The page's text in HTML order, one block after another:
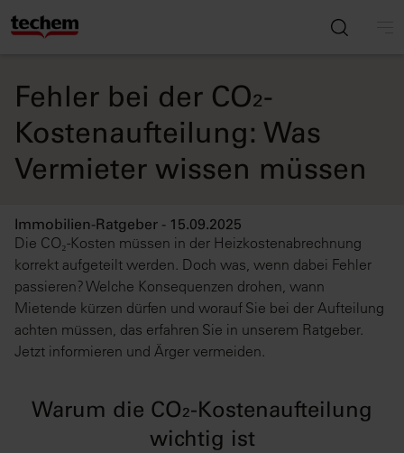
Fehler bei der CO₂-
Kostenaufteilung: Was
Vermieter wissen müssen
Immobilien-Ratgeber - 15.09.2025
Die CO₂-Kosten müssen in der Heizkostenabrechnung
korrekt aufgeteilt werden. Doch was, wenn dabei Fehler
passieren? Welche Konsequenzen drohen, wann
Mietende kürzen dürfen und worauf Sie bei der Aufteilung
achten müssen, das erfahren Sie in unserem Ratgeber.
Jetzt informieren und Ärger vermeiden.
Warum die CO₂-Kostenaufteilung
wichtig ist